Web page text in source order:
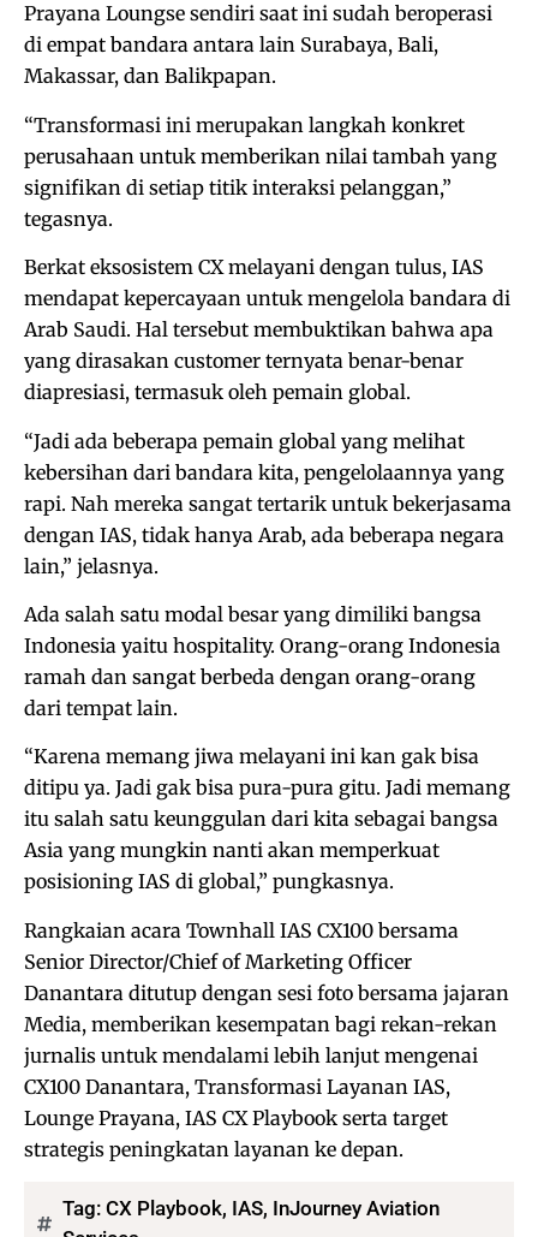
Prayana Loungse sendiri saat ini sudah beroperasi
di empat bandara antara lain Surabaya, Bali,
Makassar, dan Balikpapan.
“Transformasi ini merupakan langkah konkret
perusahaan untuk memberikan nilai tambah yang
signifikan di setiap titik interaksi pelanggan,”
tegasnya.
Berkat eksosistem CX melayani dengan tulus, IAS
mendapat kepercayaan untuk mengelola bandara di
Arab Saudi. Hal tersebut membuktikan bahwa apa
yang dirasakan customer ternyata benar-benar
diapresiasi, termasuk oleh pemain global.
“Jadi ada beberapa pemain global yang melihat
kebersihan dari bandara kita, pengelolaannya yang
rapi. Nah mereka sangat tertarik untuk bekerjasama
dengan IAS, tidak hanya Arab, ada beberapa negara
lain,” jelasnya.
Ada salah satu modal besar yang dimiliki bangsa
Indonesia yaitu hospitality. Orang-orang Indonesia
ramah dan sangat berbeda dengan orang-orang
dari tempat lain.
“Karena memang jiwa melayani ini kan gak bisa
ditipu ya. Jadi gak bisa pura-pura gitu. Jadi memang
itu salah satu keunggulan dari kita sebagai bangsa
Asia yang mungkin nanti akan memperkuat
posisioning IAS di global,” pungkasnya.
Rangkaian acara Townhall IAS CX100 bersama
Senior Director/Chief of Marketing Officer
Danantara ditutup dengan sesi foto bersama jajaran
Media, memberikan kesempatan bagi rekan-rekan
jurnalis untuk mendalami lebih lanjut mengenai
CX100 Danantara, Transformasi Layanan IAS,
Lounge Prayana, IAS CX Playbook serta target
strategis peningkatan layanan ke depan.
Tag: CX Playbook, IAS, InJourney Aviation